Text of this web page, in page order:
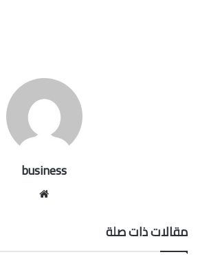
business
مقالات ذات صلة